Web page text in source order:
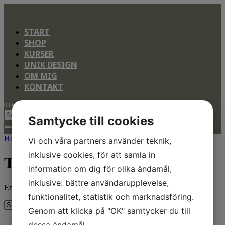
START
SHOP
KURSER
UNIK DESIGN
OM MIG
KONTAKT
0 Objekt
Hem / Produkt Färg / Tabacco
Tabacco
Endast ett sökresultat
Samtycke till cookies
Vi och våra partners använder teknik,
inklusive cookies, för att samla in
information om dig för olika ändamål,
inklusive: bättre användarupplevelse,
funktionalitet, statistik och marknadsföring.
Genom att klicka på "OK" samtycker du till